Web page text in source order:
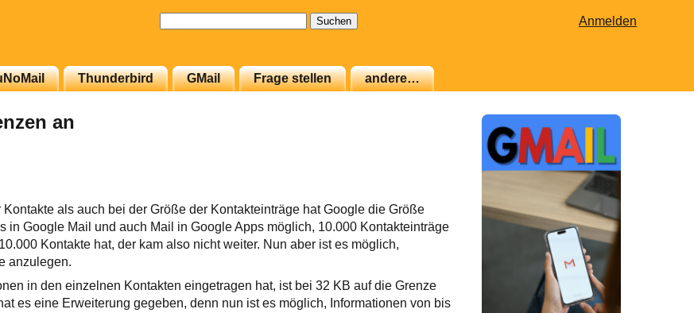
Anmelden
Thunderbird GMail Frage stellen andere…
an
als auch bei der Größe der Kontakteinträge hat Google die Größe
in Google Mail und auch Mail in Google Apps möglich, 10.000 Kontakteinträge
Kontakte hat, der kam also nicht weiter. Nun aber ist es möglich,
anzulegen.
in den einzelnen Kontakten eingetragen hat, ist bei 32 KB auf die Grenze
es eine Erweiterung gegeben, denn nun ist es möglich, Informationen von bis